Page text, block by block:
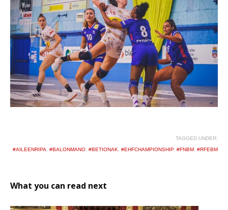
TAGGED UNDER:
#AILEENRIPA
#BALONMANO #BETIONAK #EHFCHAMPIONSHIP, #FNBM #RFEBM
What you can read next